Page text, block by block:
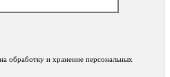
обработку и хранение персональных